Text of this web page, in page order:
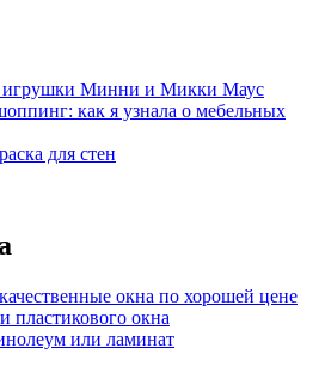
игрушки Минни и Микки Маус
как я узнала о мебельных
для стен
окна по хорошей цене
пластикового окна
или ламинат